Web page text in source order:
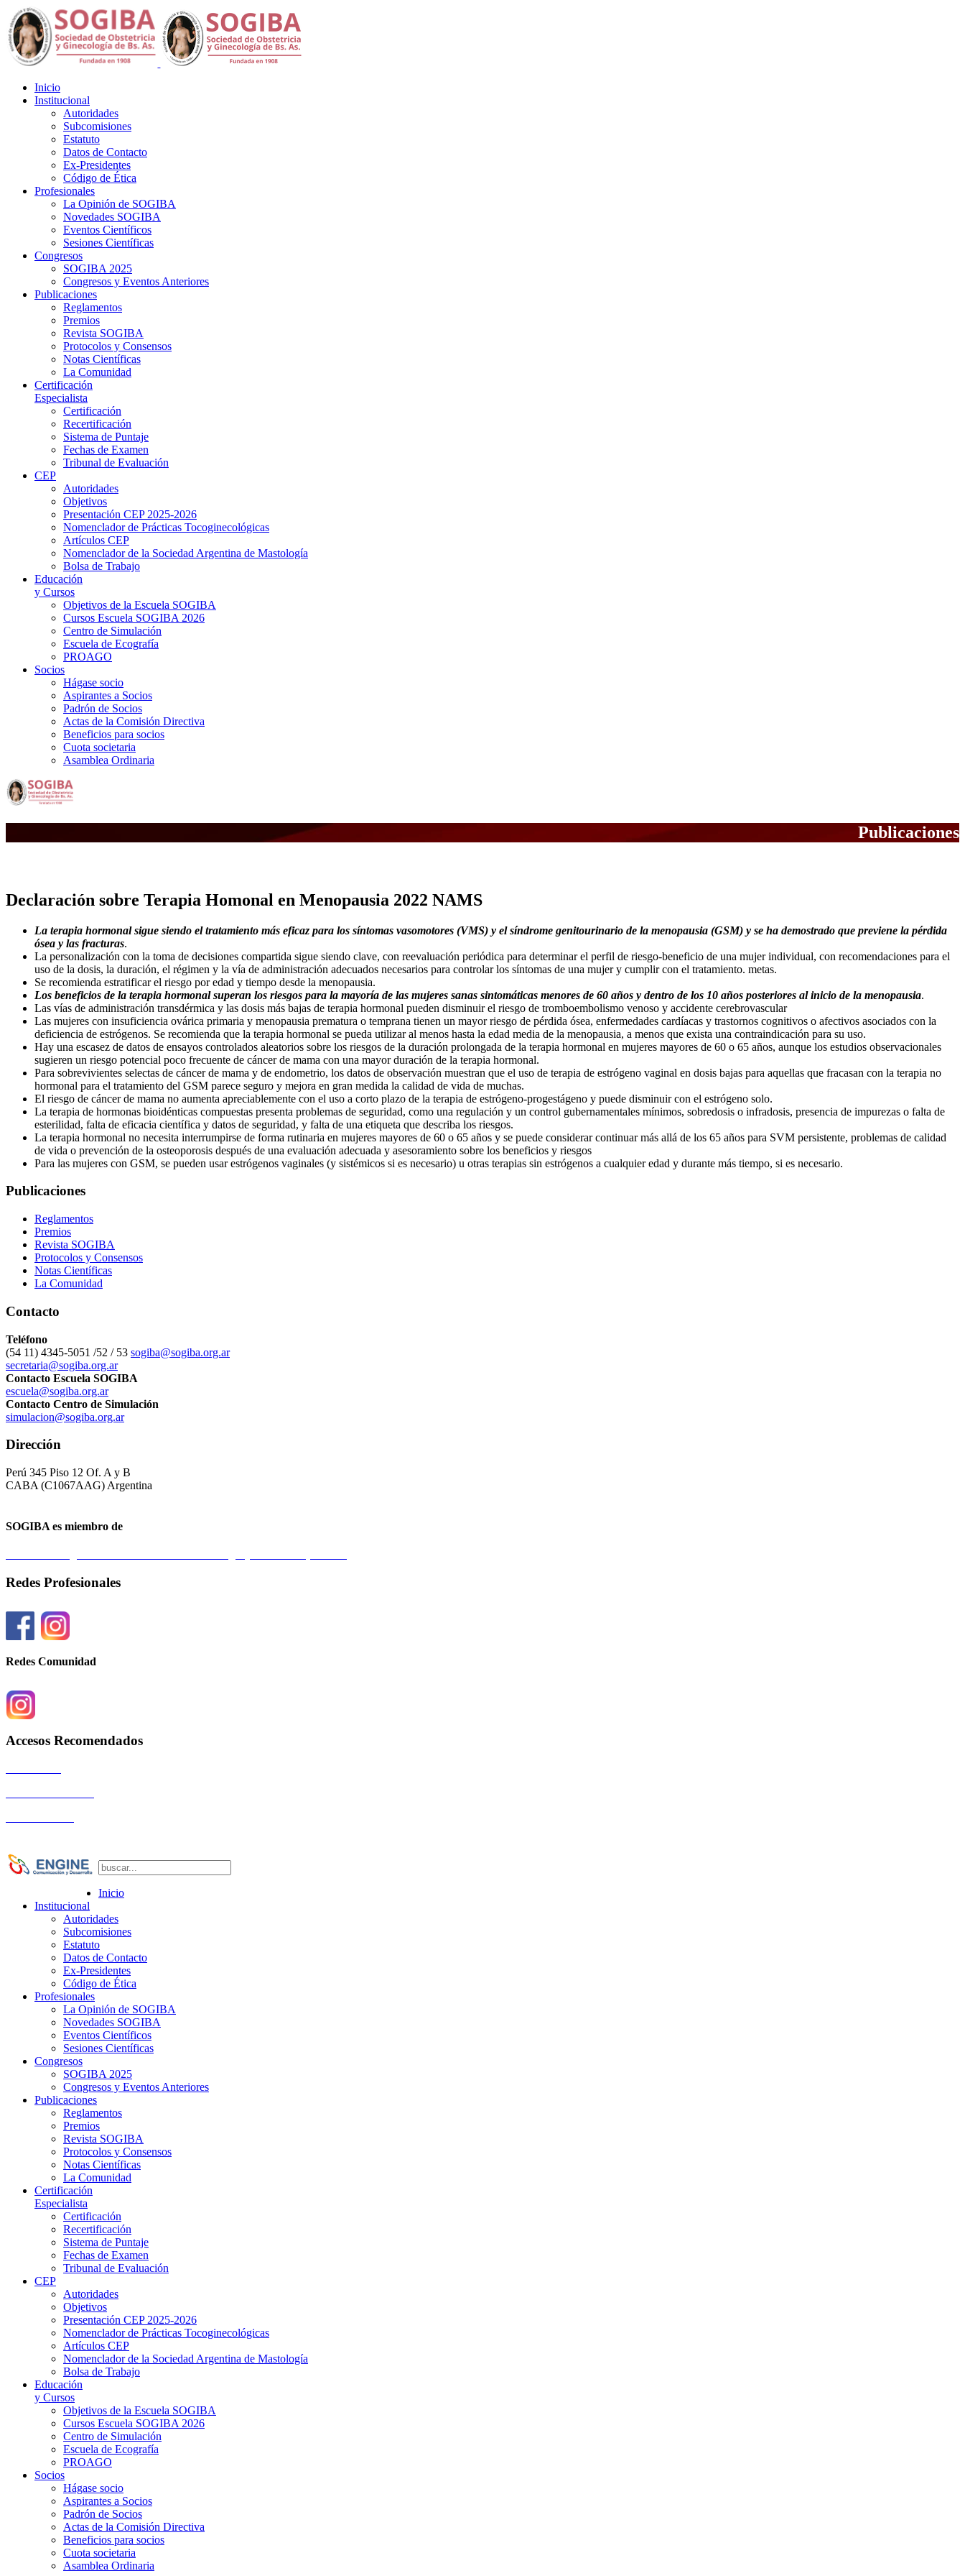
Inicio
Institucional
Autoridades
Subcomisiones
Estatuto
Datos de Contacto
Ex-Presidentes
Código de Ética
Profesionales
La Opinión de SOGIBA
Novedades SOGIBA
Eventos Científicos
Sesiones Científicas
Congresos
SOGIBA 2025
Congresos y Eventos Anteriores
Publicaciones
Reglamentos
Premios
Revista SOGIBA
Protocolos y Consensos
Notas Científicas
La Comunidad
Certificación
Especialista
Certificación
Recertificación
Sistema de Puntaje
Fechas de Examen
Tribunal de Evaluación
CEP
Autoridades
Objetivos
Presentación CEP 2025-2026
Nomenclador de Prácticas Tocoginecológicas
Artículos CEP
Nomenclador de la Sociedad Argentina de Mastología
Bolsa de Trabajo
Educación
y Cursos
Objetivos de la Escuela SOGIBA
Cursos Escuela SOGIBA 2026
Centro de Simulación
Escuela de Ecografía
PROAGO
Socios
Hágase socio
Aspirantes a Socios
Padrón de Socios
Actas de la Comisión Directiva
Beneficios para socios
Cuota societaria
Asamblea Ordinaria
Publicaciones
Declaración sobre Terapia Homonal en Menopausia 2022 NAMS
La terapia hormonal sigue siendo el tratamiento más eficaz para los síntomas vasomotores (VMS) y el síndrome genitourinario de la menopausia (GSM) y se ha demostrado que previene la pérdida
ósea y las fracturas.
La personalización con la toma de decisiones compartida sigue siendo clave, con reevaluación periódica para determinar el perfil de riesgo-beneficio de una mujer individual, con recomendaciones para el
uso de la dosis, la duración, el régimen y la vía de administración adecuados necesarios para controlar los síntomas de una mujer y cumplir con el tratamiento. metas.
Se recomienda estratificar el riesgo por edad y tiempo desde la menopausia.
Los beneficios de la terapia hormonal superan los riesgos para la mayoría de las mujeres sanas sintomáticas menores de 60 años y dentro de los 10 años posteriores al inicio de la menopausia.
Las vías de administración transdérmica y las dosis más bajas de terapia hormonal pueden disminuir el riesgo de tromboembolismo venoso y accidente cerebrovascular
Las mujeres con insuficiencia ovárica primaria y menopausia prematura o temprana tienen un mayor riesgo de pérdida ósea, enfermedades cardíacas y trastornos cognitivos o afectivos asociados con la
deficiencia de estrógenos. Se recomienda que la terapia hormonal se pueda utilizar al menos hasta la edad media de la menopausia, a menos que exista una contraindicación para su uso.
Hay una escasez de datos de ensayos controlados aleatorios sobre los riesgos de la duración prolongada de la terapia hormonal en mujeres mayores de 60 o 65 años, aunque los estudios observacionales
sugieren un riesgo potencial poco frecuente de cáncer de mama con una mayor duración de la terapia hormonal.
Para sobrevivientes selectas de cáncer de mama y de endometrio, los datos de observación muestran que el uso de terapia de estrógeno vaginal en dosis bajas para aquellas que fracasan con la terapia no
hormonal para el tratamiento del GSM parece seguro y mejora en gran medida la calidad de vida de muchas.
El riesgo de cáncer de mama no aumenta apreciablemente con el uso a corto plazo de la terapia de estrógeno-progestágeno y puede disminuir con el estrógeno solo.
La terapia de hormonas bioidénticas compuestas presenta problemas de seguridad, como una regulación y un control gubernamentales mínimos, sobredosis o infradosis, presencia de impurezas o falta de
esterilidad, falta de eficacia científica y datos de seguridad, y falta de una etiqueta que describa los riesgos.
La terapia hormonal no necesita interrumpirse de forma rutinaria en mujeres mayores de 60 o 65 años y se puede considerar continuar más allá de los 65 años para SVM persistente, problemas de calidad
de vida o prevención de la osteoporosis después de una evaluación adecuada y asesoramiento sobre los beneficios y riesgos
Para las mujeres con GSM, se pueden usar estrógenos vaginales (y sistémicos si es necesario) u otras terapias sin estrógenos a cualquier edad y durante más tiempo, si es necesario.
Publicaciones
Reglamentos
Premios
Revista SOGIBA
Protocolos y Consensos
Notas Científicas
La Comunidad
Contacto
Teléfono
(54 11) 4345-5051 /52 / 53 sogiba@sogiba.org.ar
secretaria@sogiba.org.ar
Contacto Escuela SOGIBA
escuela@sogiba.org.ar
Contacto Centro de Simulación
simulacion@sogiba.org.ar
Dirección
Perú 345 Piso 12 Of. A y B
CABA (C1067AAG) Argentina
SOGIBA es miembro de
Redes Profesionales
Redes Comunidad
Accesos Recomendados
Inicio
Institucional
Autoridades
Subcomisiones
Estatuto
Datos de Contacto
Ex-Presidentes
Código de Ética
Profesionales
La Opinión de SOGIBA
Novedades SOGIBA
Eventos Científicos
Sesiones Científicas
Congresos
SOGIBA 2025
Congresos y Eventos Anteriores
Publicaciones
Reglamentos
Premios
Revista SOGIBA
Protocolos y Consensos
Notas Científicas
La Comunidad
Certificación
Especialista
Certificación
Recertificación
Sistema de Puntaje
Fechas de Examen
Tribunal de Evaluación
CEP
Autoridades
Objetivos
Presentación CEP 2025-2026
Nomenclador de Prácticas Tocoginecológicas
Artículos CEP
Nomenclador de la Sociedad Argentina de Mastología
Bolsa de Trabajo
Educación
y Cursos
Objetivos de la Escuela SOGIBA
Cursos Escuela SOGIBA 2026
Centro de Simulación
Escuela de Ecografía
PROAGO
Socios
Hágase socio
Aspirantes a Socios
Padrón de Socios
Actas de la Comisión Directiva
Beneficios para socios
Cuota societaria
Asamblea Ordinaria